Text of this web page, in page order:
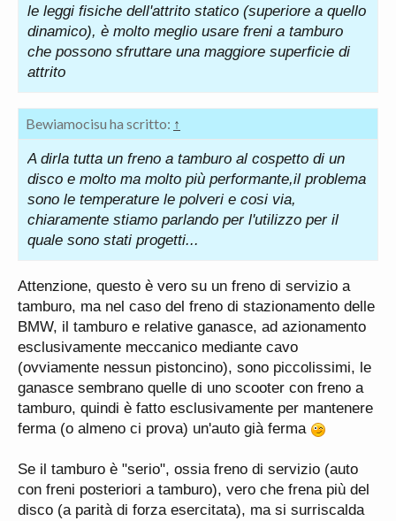
le leggi fisiche dell'attrito statico (superiore a quello
dinamico), è molto meglio usare freni a tamburo
che possono sfruttare una maggiore superficie di
attrito
Bewiamocisu ha scritto: ↑
A dirla tutta un freno a tamburo al cospetto di un
disco e molto ma molto più performante,il problema
sono le temperature le polveri e cosi via,
chiaramente stiamo parlando per l'utilizzo per il
quale sono stati progetti...
Attenzione, questo è vero su un freno di servizio a
tamburo, ma nel caso del freno di stazionamento delle
BMW, il tamburo e relative ganasce, ad azionamento
esclusivamente meccanico mediante cavo
(ovviamente nessun pistoncino), sono piccolissimi, le
ganasce sembrano quelle di uno scooter con freno a
tamburo, quindi è fatto esclusivamente per mantenere
ferma (o almeno ci prova) un'auto già ferma
Se il tamburo è "serio", ossia freno di servizio (auto
con freni posteriori a tamburo), vero che frena più del
disco (a parità di forza esercitata), ma si surriscalda